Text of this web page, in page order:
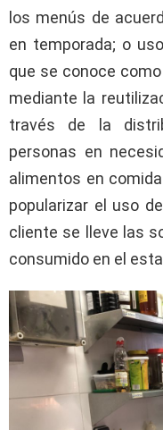
los menús de
en temporada; o
que se conoce
mediante la
través de la
personas en
alimentos en
popularizar el uso
cliente se lleve las
consumido en el